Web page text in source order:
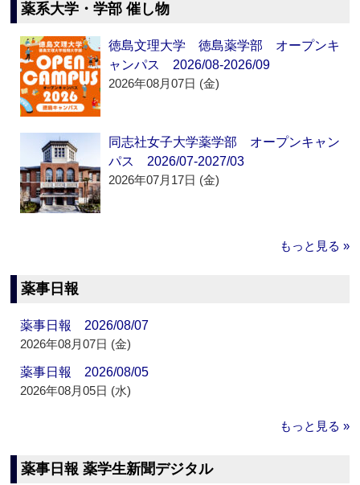
薬系大学・学部 催し物
徳島文理大学 徳島薬学部 オープンキ
ャンパス 2026/08-2026/09
2026年08月07日 (金)
同志社女子大学薬学部 オープンキャン
パス 2026/07-2027/03
2026年07月17日 (金)
もっと見る »
薬事日報
薬事日報 2026/08/07
2026年08月07日 (金)
薬事日報 2026/08/05
2026年08月05日 (水)
もっと見る »
薬事日報 薬学生新聞デジタル